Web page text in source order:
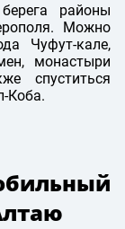
районы
Можно
Чуфут-кале,
монастыри
спуститься
Коба.